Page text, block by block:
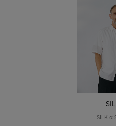
SILK α